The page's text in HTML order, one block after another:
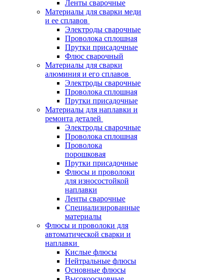
Ленты сварочные
Материалы для сварки меди
и ее сплавов
Электроды сварочные
Проволока сплошная
Прутки присадочные
Флюс сварочный
Материалы для сварки
алюминия и его сплавов
Электроды сварочные
Проволока сплошная
Прутки присадочные
Материалы для наплавки и
ремонта деталей
Электроды сварочные
Проволока сплошная
Проволока
порошковая
Прутки присадочные
Флюсы и проволоки
для износостойкой
наплавки
Ленты сварочные
Специализированные
материалы
Флюсы и проволоки для
автоматической сварки и
наплавки
Кислые флюсы
Нейтральные флюсы
Основные флюсы